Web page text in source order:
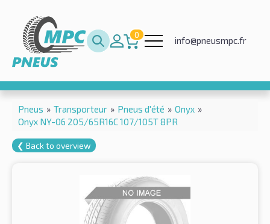
0
info@pneusmpc.fr
Pneus » Transporteur » Pneus d'été » Onyx »
Onyx NY-06 205/65R16C 107/105T 8PR
❮ Back to overview